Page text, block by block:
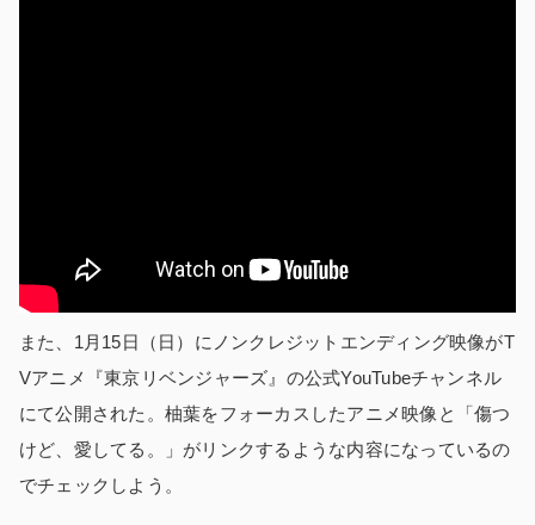
また、1月15日（日）にノンクレジットエンディング映像がT
Vアニメ『東京リベンジャーズ』の公式YouTubeチャンネル
にて公開された。柚葉をフォーカスしたアニメ映像と「傷つ
けど、愛してる。」がリンクするような内容になっているの
でチェックしよう。